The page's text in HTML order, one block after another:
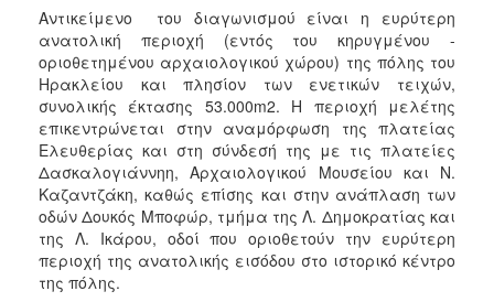
2013
ΤΟΠΟΣ
ΠΟΛΙΤΙΣΜΟΣ
ΑΝΘΕΚΤΙΚΗ
ΠΟΛΗ
Αντικείμενο του διαγωνισμού είναι η ευρύτερη
ανατολική περιοχή (εντός του κηρυγμένου -
οριοθετημένου αρχαιολογικού χώρου) της πόλης του
Ηρακλείου και πλησίον των ενετικών τειχών,
συνολικής έκτασης 53.000m2. Η περιοχή μελέτης
επικεντρώνεται στην αναμόρφωση της πλατείας
Ελευθερίας και στη σύνδεσή της με τις πλατείες
Δασκαλογιάννηη, Αρχαιολογικού Μουσείου και Ν.
Καζαντζάκη, καθώς επίσης και στην ανάπλαση των
οδών Δουκός Μποφώρ, τμήμα της Λ. Δημοκρατίας και
της Λ. Ικάρου, οδοί που οριοθετούν την ευρύτερη
περιοχή της ανατολικής εισόδου στο ιστορικό κέντρο
της πόλης.